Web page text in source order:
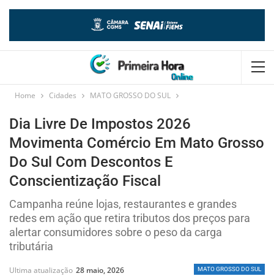
Home Cidades MATO GROSSO DO SUL
Dia Livre De Impostos 2026
Movimenta Comércio Em Mato Grosso
Do Sul Com Descontos E
Conscientização Fiscal
Campanha reúne lojas, restaurantes e grandes
redes em ação que retira tributos dos preços para
alertar consumidores sobre o peso da carga
tributária
MATO GROSSO DO SUL
Ultima atualização 28 maio, 2026